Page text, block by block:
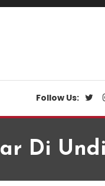
Follow Us:
Di